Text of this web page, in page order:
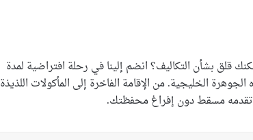
قلق بشأن التكاليف؟ انضم إلينا في رحلة افتراضية لمدة
الخليجية. من الإقامة الفاخرة إلى المأكولات اللذيذة
تقدمه مسقط دون إفراغ محفظتك.